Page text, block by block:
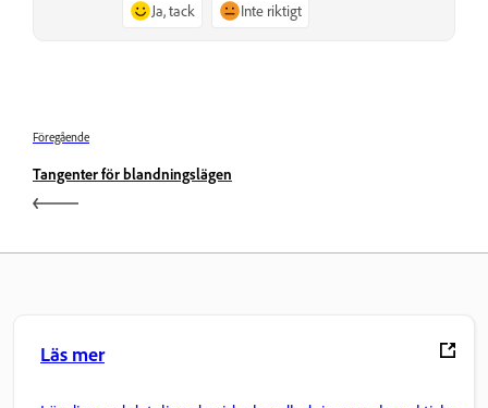
Ja, tack Inte riktigt
Föregående
Tangenter för blandningslägen
Läs mer